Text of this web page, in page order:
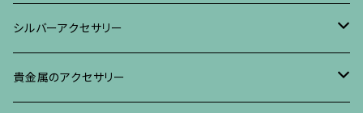
リング
ブレスレット、その他
ネックレス、ペンダント
リング
ブローチ
イヤリング・ピアス
真珠に蒔絵のアクセサリー
ブローチ
水晶に蒔絵のアクセサリー
ブローチ
イヤリング、ピアス
シルバーアクセサリー
ブローチ
貴金属のアクセサリー